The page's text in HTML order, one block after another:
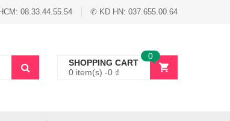
08.33.44.55.54 ✆ KD HN: 037.655.00.64
SHOPPING CART
0 item(s) -0 ₫
0